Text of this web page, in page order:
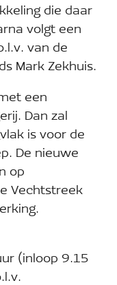
die daar
volgt een
van de
Mark Zekhuis.
een
Dan zal
is voor de
De nieuwe
op
Vechtstreek
(inloop 9.15